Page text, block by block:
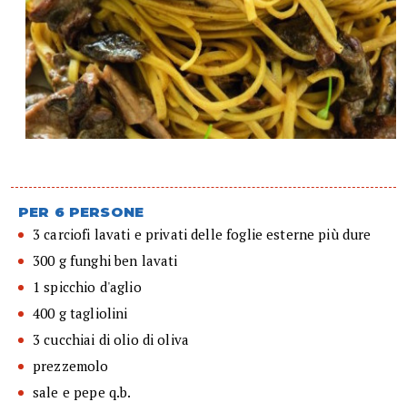
PER 6 PERSONE
3 carciofi lavati e privati delle foglie esterne più dure
300 g funghi ben lavati
1 spicchio d'aglio
400 g tagliolini
3 cucchiai di olio di oliva
prezzemolo
sale e pepe q.b.